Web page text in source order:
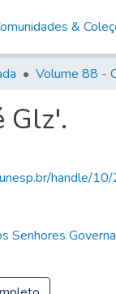
&
Glz'.
handle/
Senhores